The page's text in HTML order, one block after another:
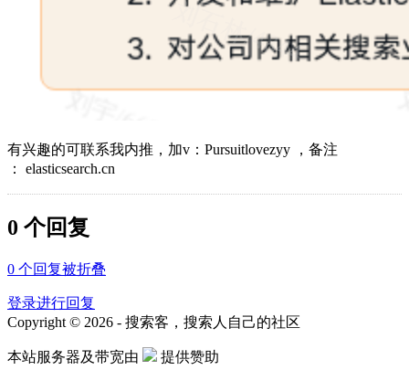
有兴趣的可联系我内推，加v：Pursuitlovezyy ，备注
： elasticsearch.cn
0 个回复
0 个回复被折叠
登录进行回复
Copyright © 2026 - 搜索客，搜索人自己的社区
本站服务器及带宽由 提供赞助